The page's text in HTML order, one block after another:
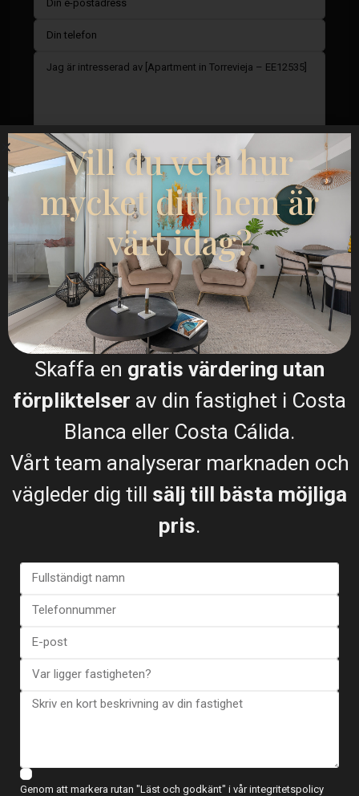
Jag samtycker till GDPR-villkor
Samtal
WhatsApp
Planritningar
Karta
Apartment in Torrevieja – EE12...
Vill du veta hur
mycket ditt hem är
värt idag?
Skaffa en gratis värdering utan
förpliktelser av din fastighet i Costa
Blanca eller Costa Cálida.
Vårt team analyserar marknaden och
vägleder dig till sälj till bästa möjliga
pris.
Genom att markera rutan "Läst och godkänt" i vår integritetspolicy